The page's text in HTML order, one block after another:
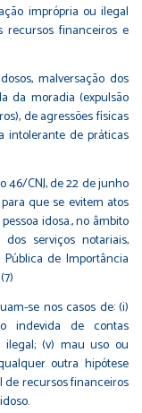
imprópria ou ilegal
financeiros e
malversação dos
da moradia (expulsão
de agressões físicas
intolerante de práticas
46/CNJ, de 22 de junho
que se evitem atos
idosa., no âmbito
serviços notariais,
de Importância
se nos casos de: (i)
indevida de contas
ilegal; (v) mau uso ou
outra hipótese
de recursos financeiros